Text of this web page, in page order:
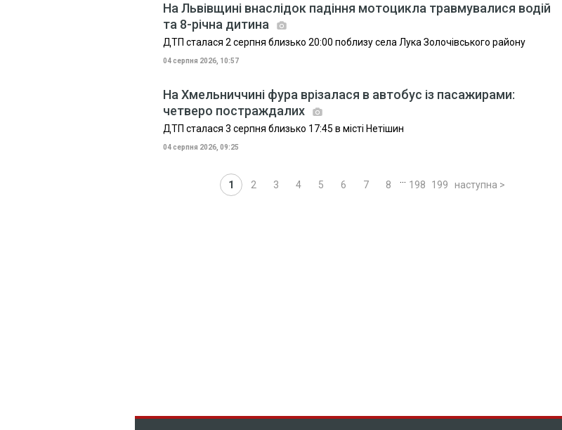
На Львівщині внаслідок падіння мотоцикла травмувалися водій
та 8-річна дитина
ДТП сталася 2 серпня близько 20:00 поблизу села Лука Золочівського району
04 серпня 2026, 10:57
На Хмельниччині фура врізалася в автобус із пасажирами:
четверо постраждалих
ДТП сталася 3 серпня близько 17:45 в місті Нетішин
04 серпня 2026, 09:25
1 2 3 4 5 6 7 8 198 199 наступна >